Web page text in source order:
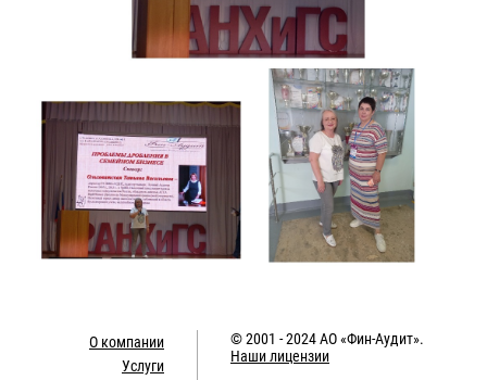
О компании
Услуги
© 2001 - 2024АО «Фин-Аудит».
Наши лицензии